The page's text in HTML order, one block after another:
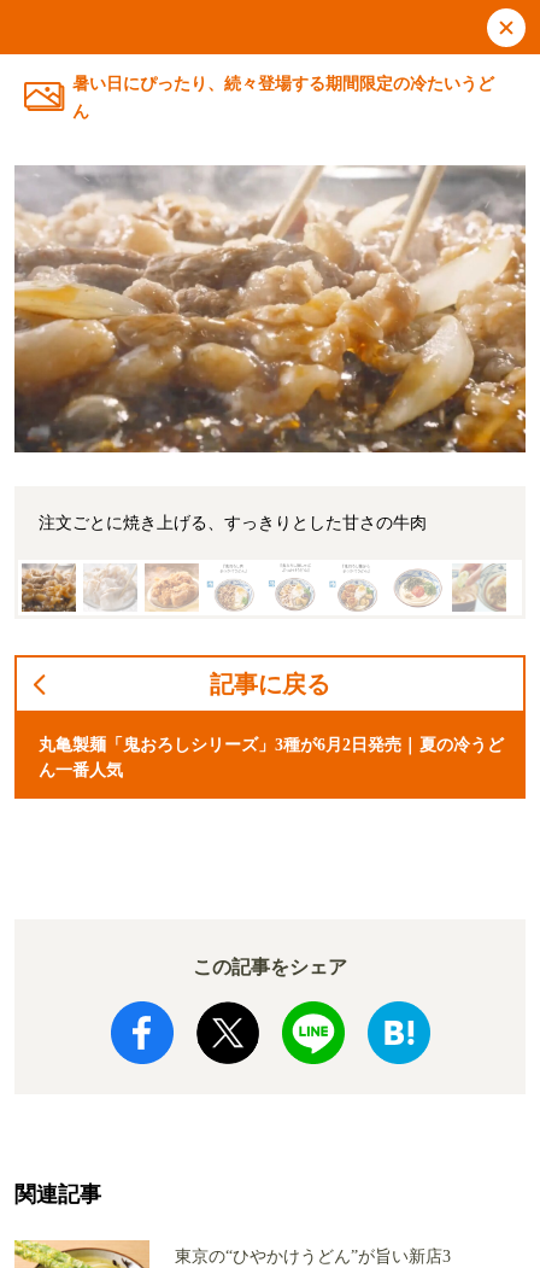
暑い日にぴったり、続々登場する期間限定の冷たいうど
ん
注文ごとに焼き上げる、すっきりとした甘さの牛肉
記事に戻る
丸亀製麺「鬼おろしシリーズ」3種が6月2日発売｜夏の冷うど
ん一番人気
この記事をシェア
関連記事
東京の“ひやかけうどん”が旨い新店3